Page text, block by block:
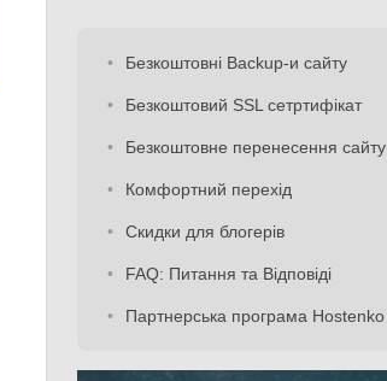
Безкоштовні Backup-и сайту
Безкоштовий SSL сетртифікат
Безкоштовне перенесення сайту
Комфортний перехід
Скидки для блогерів
FAQ: Питання та Відповіді
Партнерська програма Hostenko